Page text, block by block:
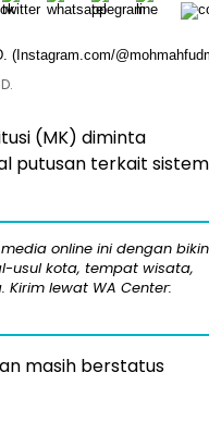
(MK) diminta
putusan terkait sistem
online ini dengan bikin
usul kota, tempat wisata,
lewat WA Center:
masih berstatus